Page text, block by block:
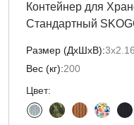
Контейнер для
Стандартный
Размер (ДxШxВ):
Вес (кг):200
Цвет: